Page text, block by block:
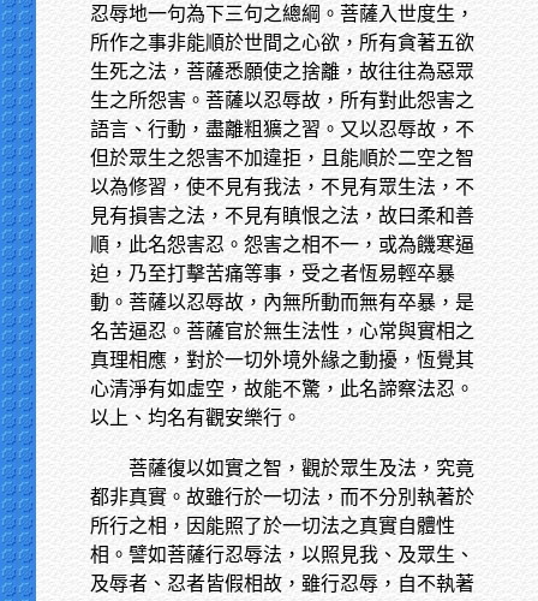
忍辱地一句為下三句之總綱。菩薩入世度生，
所作之事非能順於世間之心欲，所有貪著五欲
生死之法，菩薩悉願使之捨離，故往往為惡眾
生之所怨害。菩薩以忍辱故，所有對此怨害之
語言、行動，盡離粗獷之習。又以忍辱故，不
但於眾生之怨害不加違拒，且能順於二空之智
以為修習，使不見有我法，不見有眾生法，不
見有損害之法，不見有瞋恨之法，故曰柔和善
順，此名怨害忍。怨害之相不一，或為饑寒逼
迫，乃至打擊苦痛等事，受之者恆易輕卒暴
動。菩薩以忍辱故，內無所動而無有卒暴，是
名苦逼忍。菩薩官於無生法性，心常與實相之
真理相應，對於一切外境外緣之動擾，恆覺其
心清淨有如虛空，故能不驚，此名諦察法忍。
以上、均名有觀安樂行。
菩薩復以如實之智，觀於眾生及法，究竟
都非真實。故雖行於一切法，而不分別執著於
所行之相，因能照了於一切法之真實自體性
相。譬如菩薩行忍辱法，以照見我、及眾生、
及辱者、忍者皆假相故，雖行忍辱，自不執著